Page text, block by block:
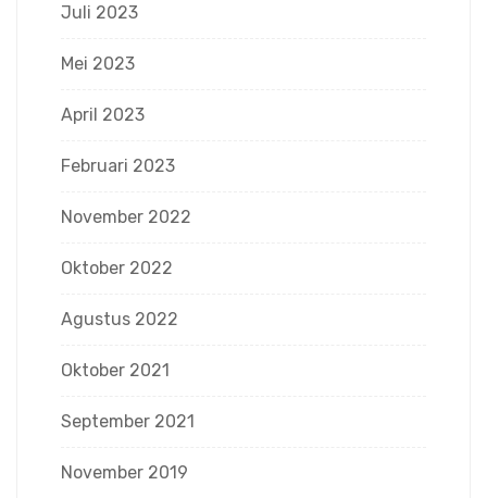
Juli 2023
Mei 2023
April 2023
Februari 2023
November 2022
Oktober 2022
Agustus 2022
Oktober 2021
September 2021
November 2019